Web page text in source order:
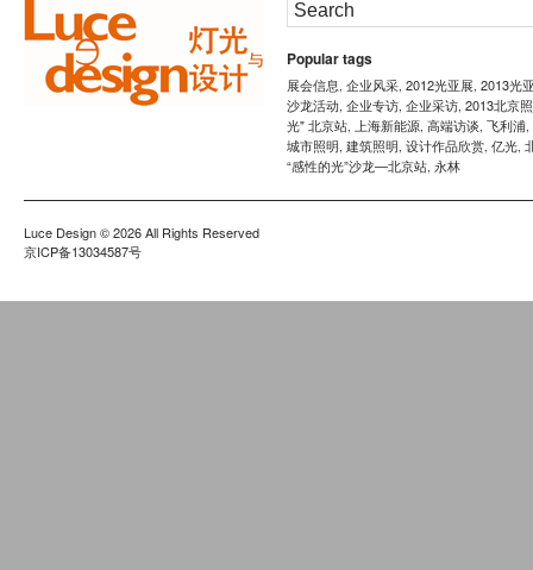
Popular tags
展会信息, 企业风采, 2012光亚展, 2013光
沙龙活动, 企业专访, 企业采访, 2013北京
光" 北京站, 上海新能源, 高端访谈, 飞利浦,
城市照明, 建筑照明, 设计作品欣赏, 亿光,
“感性的光”沙龙—北京站, 永林
Luce Design© 2026 All Rights Reserved
京ICP备13034587号